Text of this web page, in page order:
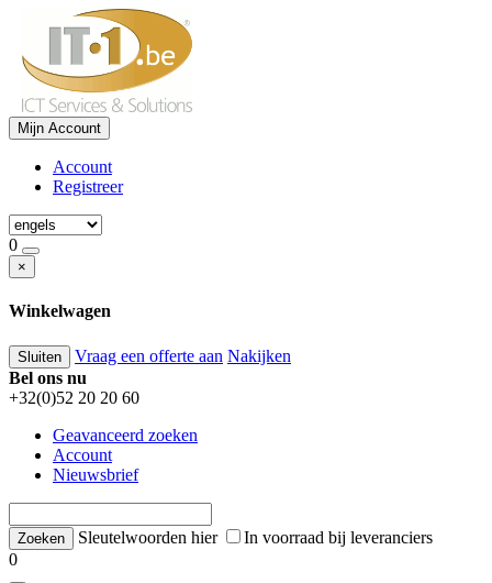
Mijn Account
Account
Registreer
0
×
Winkelwagen
Sluiten Vraag een offerte aan Nakijken
Bel ons nu
+32(0)52 20 20 60
Geavanceerd zoeken
Account
Nieuwsbrief
Sleutelwoorden hier
In voorraad bij leveranciers
0